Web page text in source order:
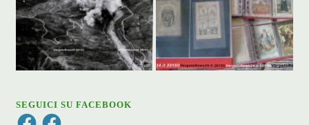
SEGUICI SU FACEBOOK
FacebookFacebook